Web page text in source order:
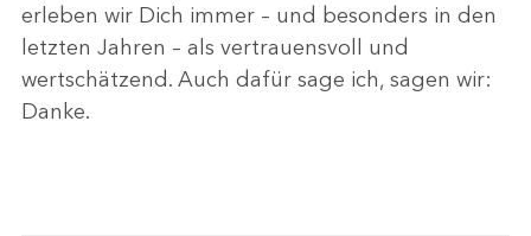
erleben wir Dich immer – und besonders in den
letzten Jahren – als vertrauensvoll und
wertschätzend. Auch dafür sage ich, sagen wir:
Danke.